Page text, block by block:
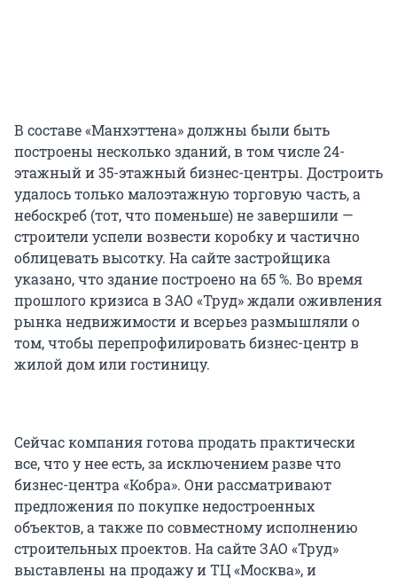
В составе «Манхэттена» должны были быть
построены несколько зданий, в том числе 24-
этажный и 35-этажный бизнес-центры. Достроить
удалось только малоэтажную торговую часть, а
небоскреб (тот, что поменьше) не завершили —
строители успели возвести коробку и частично
облицевать высотку. На сайте застройщика
указано, что здание построено на 65 %. Во время
прошлого кризиса в ЗАО «Труд» ждали оживления
рынка недвижимости и всерьез размышляли о
том, чтобы перепрофилировать бизнес-центр в
жилой дом или гостиницу.
Сейчас компания готова продать практически
все, что у нее есть, за исключением разве что
бизнес-центра «Кобра». Они рассматривают
предложения по покупке недостроенных
объектов, а также по совместному исполнению
строительных проектов. На сайте ЗАО «Труд»
выставлены на продажу и ТЦ «Москва», и